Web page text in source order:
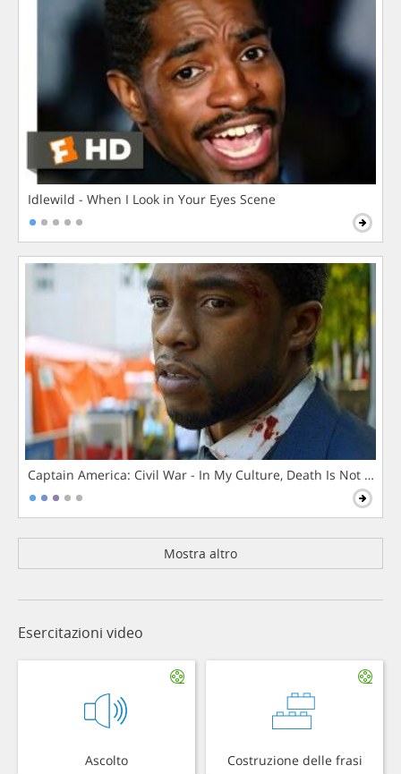
Idlewild - When I Look in Your Eyes Scene
Captain America: Civil War - In My Culture, Death Is Not The
Mostra altro
Esercitazioni video
Ascolto Costruzione delle frasi